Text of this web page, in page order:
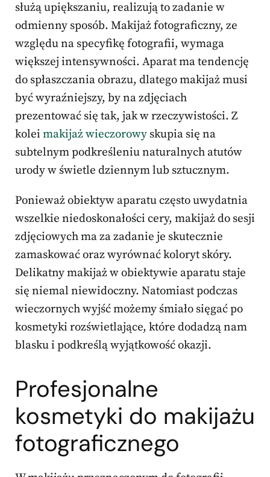
służą upiększaniu, realizują to zadanie w
odmienny sposób. Makijaż fotograficzny, ze
względu na specyfikę fotografii, wymaga
większej intensywności. Aparat ma tendencję
do spłaszczania obrazu, dlatego makijaż musi
być wyraźniejszy, by na zdjęciach
prezentować się tak, jak w rzeczywistości. Z
kolei makijaż wieczorowy skupia się na
subtelnym podkreśleniu naturalnych atutów
urody w świetle dziennym lub sztucznym.
Ponieważ obiektyw aparatu często uwydatnia
wszelkie niedoskonałości cery, makijaż do sesji
zdjęciowych ma za zadanie je skutecznie
zamaskować oraz wyrównać koloryt skóry.
Delikatny makijaż w obiektywie aparatu staje
się niemal niewidoczny. Natomiast podczas
wieczornych wyjść możemy śmiało sięgać po
kosmetyki rozświetlające, które dodadzą nam
blasku i podkreślą wyjątkowość okazji.
Profesjonalne
kosmetyki do makijażu
fotograficznego